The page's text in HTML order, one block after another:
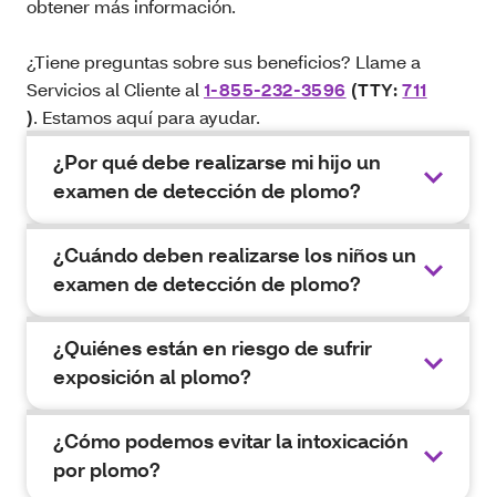
obtener más información.
¿Tiene preguntas sobre sus beneficios? Llame a
Servicios al Cliente al 1-855-232-3596 (TTY:711
). Estamos aquí para ayudar.
¿Por qué debe realizarse mi hijo un
examen de detección de plomo?
¿Cuándo deben realizarse los niños un
examen de detección de plomo?
¿Quiénes están en riesgo de sufrir
exposición al plomo?
¿Cómo podemos evitar la intoxicación
por plomo?